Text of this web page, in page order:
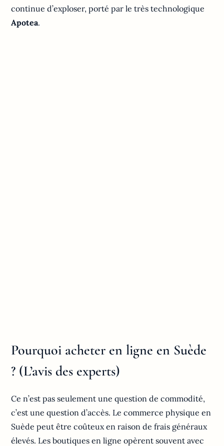
continue d’exploser, porté par le très technologique
Apotea.
Pourquoi acheter en ligne en Suède
? (L’avis des experts)
Ce n’est pas seulement une question de commodité,
c’est une question d’accès. Le commerce physique en
Suède peut être coûteux en raison de frais généraux
élevés. Les boutiques en ligne opèrent souvent avec